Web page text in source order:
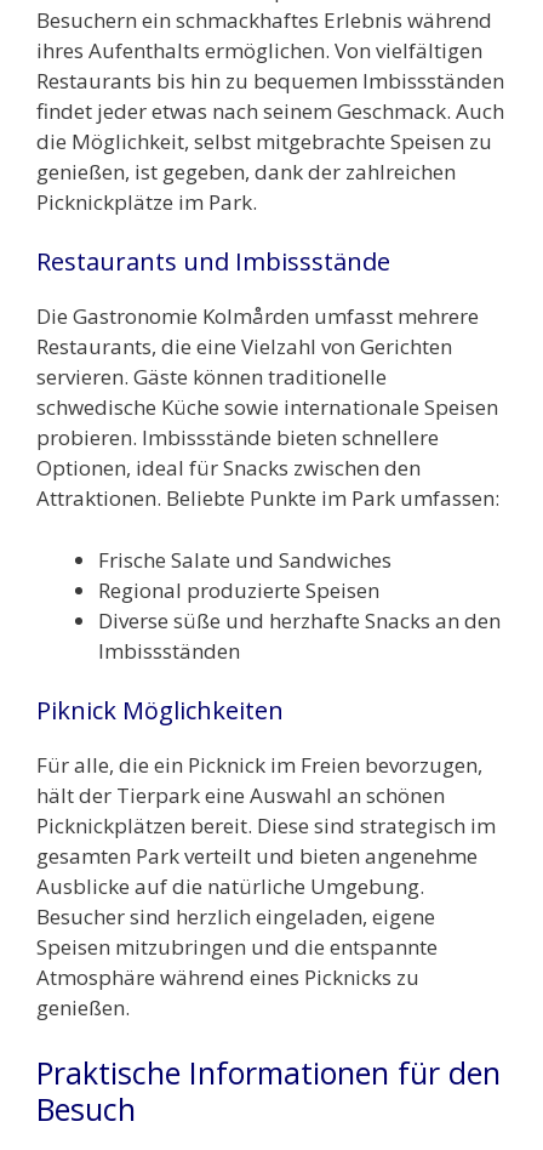
Besuchern ein schmackhaftes Erlebnis während
ihres Aufenthalts ermöglichen. Von vielfältigen
Restaurants bis hin zu bequemen Imbissständen
findet jeder etwas nach seinem Geschmack. Auch
die Möglichkeit, selbst mitgebrachte Speisen zu
genießen, ist gegeben, dank der zahlreichen
Picknickplätze im Park.
Restaurants und Imbissstände
Die Gastronomie Kolmården umfasst mehrere
Restaurants, die eine Vielzahl von Gerichten
servieren. Gäste können traditionelle
schwedische Küche sowie internationale Speisen
probieren. Imbissstände bieten schnellere
Optionen, ideal für Snacks zwischen den
Attraktionen. Beliebte Punkte im Park umfassen:
Frische Salate und Sandwiches
Regional produzierte Speisen
Diverse süße und herzhafte Snacks an den
Imbissständen
Piknick Möglichkeiten
Für alle, die ein Picknick im Freien bevorzugen,
hält der Tierpark eine Auswahl an schönen
Picknickplätzen bereit. Diese sind strategisch im
gesamten Park verteilt und bieten angenehme
Ausblicke auf die natürliche Umgebung.
Besucher sind herzlich eingeladen, eigene
Speisen mitzubringen und die entspannte
Atmosphäre während eines Picknicks zu
genießen.
Praktische Informationen für den
Besuch